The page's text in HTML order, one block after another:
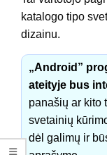
katalogo tipo
dizainu.
„Android”
ateityje bus
panašių ar kito
svetainių
dėl galimų ir